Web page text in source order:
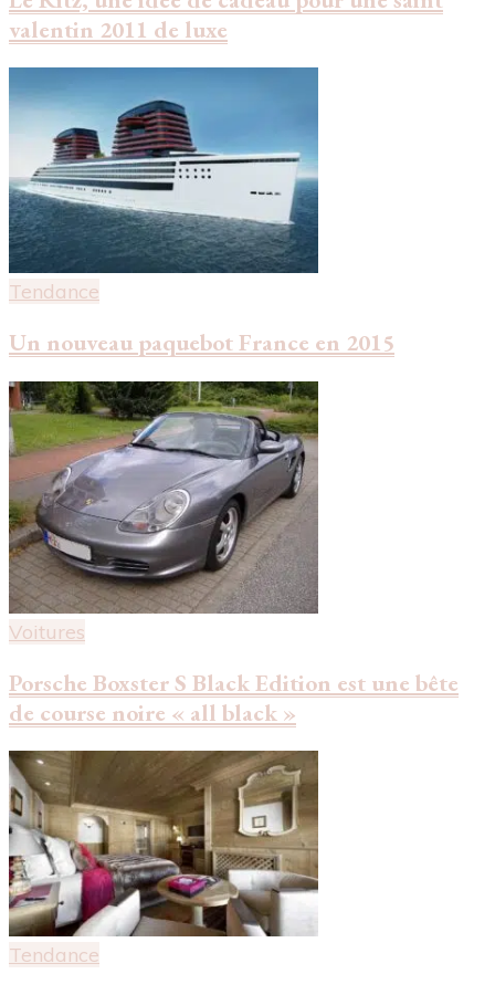
valentin 2011 de luxe
Tendance
Un nouveau paquebot France en 2015
Voitures
Porsche Boxster S Black Edition est une bête
de course noire « all black »
Tendance